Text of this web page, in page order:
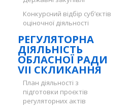
Конкурсний відбір суб’єктів
оціночної діяльності
РЕГУЛЯТОРНА
ДІЯЛЬНІСТЬ
ОБЛАСНОЇ РАДИ
VII СКЛИКАННЯ
План діяльності з
підготовки проєктів
регуляторних актів